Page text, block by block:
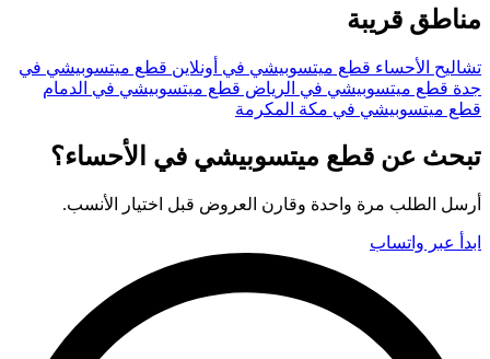
مناطق قريبة
تشاليح الأحساء قطع ميتسوبيشي في أونلاين قطع ميتسوبيشي في
جدة قطع ميتسوبيشي في الرياض قطع ميتسوبيشي في الدمام
قطع ميتسوبيشي في مكة المكرمة
تبحث عن قطع ميتسوبيشي في الأحساء؟
أرسل الطلب مرة واحدة وقارن العروض قبل اختيار الأنسب.
ابدأ عبر واتساب